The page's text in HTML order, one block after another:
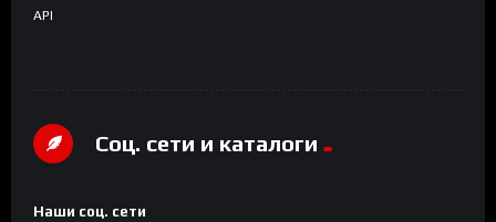
API
Соц. сети и каталоги
Наши соц. сети